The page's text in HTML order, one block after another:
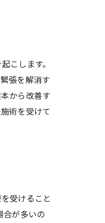
こします。
張を解消す
から改善す
術を受けて
受けること
合が多いの